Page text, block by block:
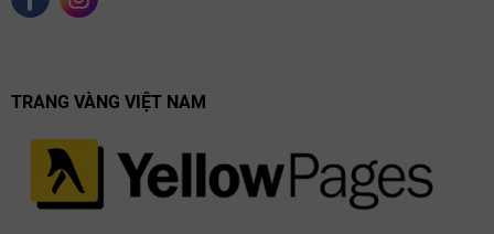
TRANG VÀNG VIỆT NAM